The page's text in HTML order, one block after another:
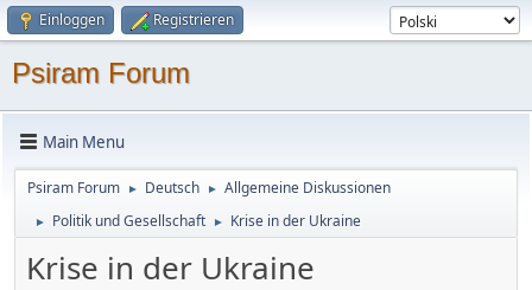
Einloggen Registrieren
Psiram Forum
Main Menu
Psiram Forum ► Deutsch ► Allgemeine Diskussionen
► Politik und Gesellschaft ► Krise in der Ukraine
Krise in der Ukraine